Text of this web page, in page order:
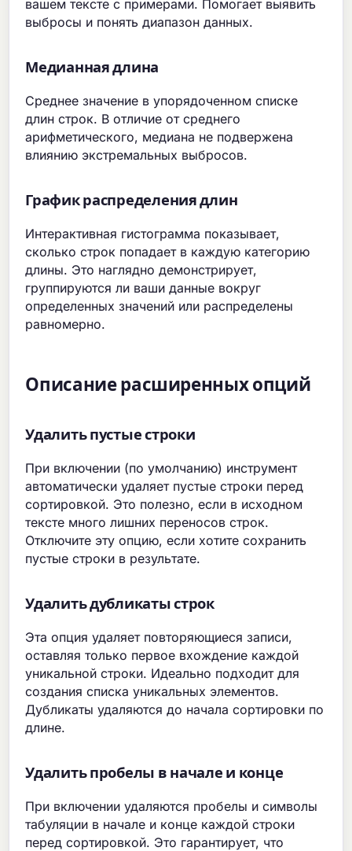
вашем тексте с примерами. Помогает выявить
выбросы и понять диапазон данных.
Медианная длина
Среднее значение в упорядоченном списке
длин строк. В отличие от среднего
арифметического, медиана не подвержена
влиянию экстремальных выбросов.
График распределения длин
Интерактивная гистограмма показывает,
сколько строк попадает в каждую категорию
длины. Это наглядно демонстрирует,
группируются ли ваши данные вокруг
определенных значений или распределены
равномерно.
Описание расширенных опций
Удалить пустые строки
При включении (по умолчанию) инструмент
автоматически удаляет пустые строки перед
сортировкой. Это полезно, если в исходном
тексте много лишних переносов строк.
Отключите эту опцию, если хотите сохранить
пустые строки в результате.
Удалить дубликаты строк
Эта опция удаляет повторяющиеся записи,
оставляя только первое вхождение каждой
уникальной строки. Идеально подходит для
создания списка уникальных элементов.
Дубликаты удаляются до начала сортировки по
длине.
Удалить пробелы в начале и конце
При включении удаляются пробелы и символы
табуляции в начале и конце каждой строки
перед сортировкой. Это гарантирует, что